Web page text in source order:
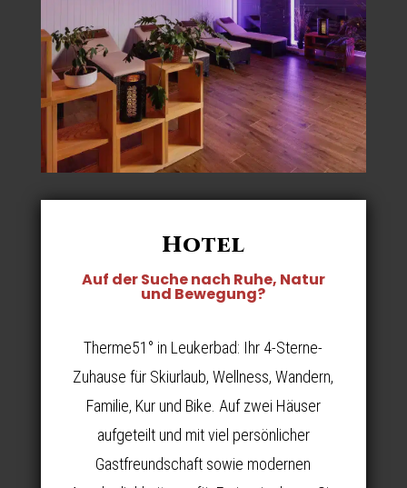
Hotel
Auf der Suche nach Ruhe, Natur
und Bewegung?
Therme51° in Leukerbad: Ihr 4-Sterne-
Zuhause für Skiurlaub, Wellness, Wandern,
Familie, Kur und Bike. Auf zwei Häuser
aufgeteilt und mit viel persönlicher
Gastfreundschaft sowie modernen